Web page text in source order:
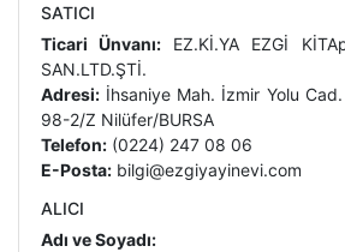
SATICI
Ticari Ünvanı:EZ.Kİ.YA EZGİ
SAN.LTD.ŞTİ.
Adresi:İhsaniye Mah. İzmir Yolu
98-2/Z Nilüfer/BURSA
Telefon:(0224) 247 08 06
E-Posta:bilgi@ezgiyayinevi.com
ALICI
Adı ve Soyadı: